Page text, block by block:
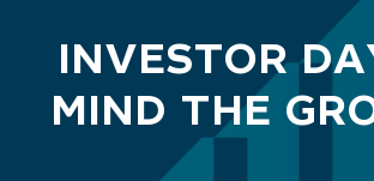
INVESTOR
MIND THE